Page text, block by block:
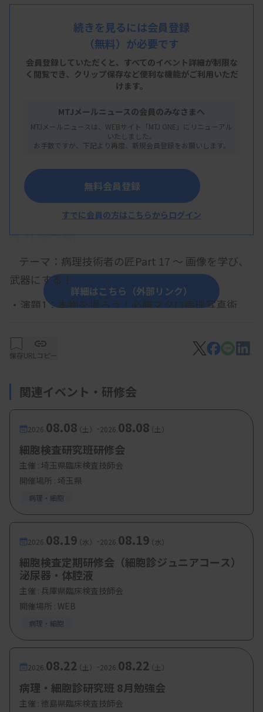
現地開催
札幌医科大学 教育研究棟 D101講義室
主 催
概 要
【プログラム】
テーマ：病理技術者の匠Part 17 〜 画像を学び、
武器にする！
・演題1：本物を撮ろう！必勝マクロ病理写真術
専門医機構認定臨床検査専門医
をとらえる技法
丸川活司技師（北海道医療大学 医療技術学
）
・演題3：がん診療における放射線画像診断の役割
原田太以祐先生（北海道大学大学院 医学研
究院 画像診断学教室
・演題4：スライドデザインを学び、シンプルを武
器にする！
～文字まみれスライドから脱却！引き算
で魅せる伝わるプレゼン～
今川誠技師
）
・演題5：病理診断・臨床研究におけるWSI導入と
病理AI解析
畑中佳奈子先生（北海道大学病院 先端診断
技術開発センター）
詳細はこちら（外部リンク）
続きを見るには会員登録
（無料）が必要です
会員登録していただくと、すべてのイベント詳細が制限な
く閲覧でき、 クリップ保存など便利な機能がご利用いただ
けます。
MTJメールニュースの会員のみなさまへ
MTJメールニュースは、WEBサイト「MTJ ONE」にリニューアル
いたしました。
お手数ですが、下記より再度、新規会員登録をお願いします。
無料会員登録
すでに会員の方はこちらからログイン
保存URLコピー
関連イベント・研修会
2026. 08.08（土） -2026. 08.08（土）
細胞検査研究班研修会
主催 : 埼玉県臨床検査技師会
開催場所 : 埼玉県
病理・細胞
2026. 08.19（水） -2026. 08.19（水）
細胞検査定期研修会（細胞診ジュニアコース）
泌尿器・体腔液
主催 : 兵庫県臨床検査技師会
開催場所 : WEB
病理・細胞
2026. 08.22（土） -2026. 08.22（土）
病理・細胞診研究班 8月勉強会
主催 : 徳島県臨床検査技師会